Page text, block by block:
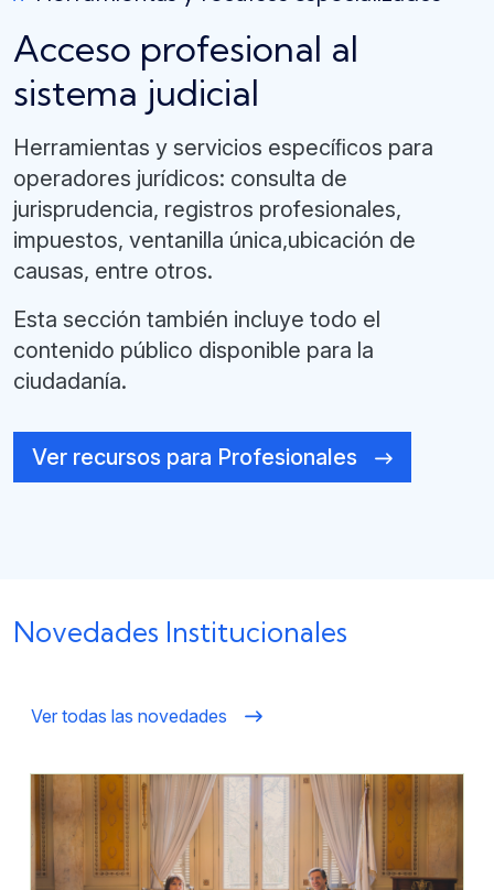
Acceso profesional al
sistema judicial
Herramientas y servicios especíﬁcos para
operadores jurídicos: consulta de
jurisprudencia, registros profesionales,
impuestos, ventanilla única,ubicación de
causas, entre otros.
Esta sección también incluye todo el
contenido público disponible para la
ciudadanía.
Ver recursos para Profesionales
Novedades Institucionales
Ver todas las novedades
Imagen